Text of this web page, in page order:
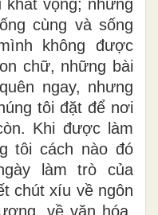
khát vọng; nhưng
cùng và sống
không được
chữ, những bài
ngay, nhưng
tôi đặt để nơi
Khi được làm
tôi cách nào đó
làm trò của
chút xíu về ngôn
về văn hóa,